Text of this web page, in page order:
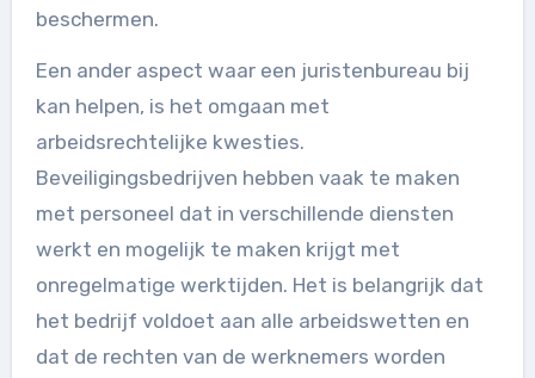
beschermen.
Een ander aspect waar een juristenbureau bij
kan helpen, is het omgaan met
arbeidsrechtelijke kwesties.
Beveiligingsbedrijven hebben vaak te maken
met personeel dat in verschillende diensten
werkt en mogelijk te maken krijgt met
onregelmatige werktijden. Het is belangrijk dat
het bedrijf voldoet aan alle arbeidswetten en
dat de rechten van de werknemers worden